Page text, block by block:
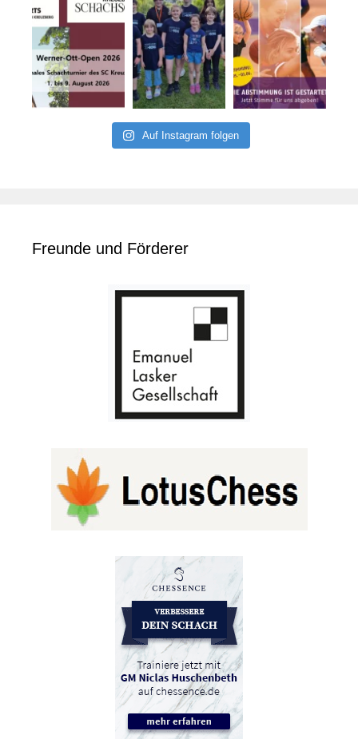
Auf Instagram folgen
Freunde und Förderer